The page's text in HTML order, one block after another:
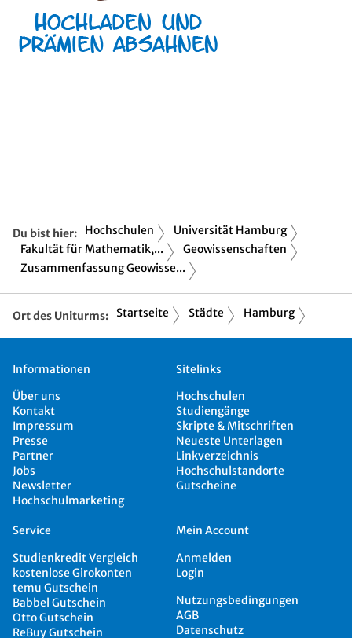
Du bist hier: Hochschulen
Universität Hamburg
Fakultät für Mathematik,...
Geowissenschaften
Zusammenfassung Geowisse...
Ort des Uniturms: Startseite Städte Hamburg
Informationen
Über uns
Kontakt
Impressum
Presse
Partner
Jobs
Newsletter
Hochschulmarketing
Sitelinks
Hochschulen
Studiengänge
Skripte & Mitschriften
Neueste Unterlagen
Linkverzeichnis
Hochschulstandorte
Gutscheine
Service
Studienkredit Vergleich
kostenlose Girokonten
temu Gutschein
Babbel Gutschein
Otto Gutschein
ReBuy Gutschein
Mein Account
Anmelden
Login
Nutzungsbedingungen
AGB
Datenschutz